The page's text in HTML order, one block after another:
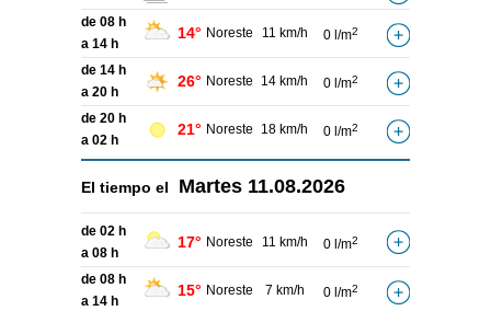
de 08 h
a 14 h
14° Noreste 11 km/h 0 l/m2
de 14 h
a 20 h
26° Noreste 14 km/h 0 l/m2
de 20 h
a 02 h
21° Noreste 18 km/h 0 l/m2
El tiempo el Martes 11.08.2026
de 02 h
a 08 h
17° Noreste 11 km/h 0 l/m2
de 08 h
a 14 h
15° Noreste 7 km/h 0 l/m2